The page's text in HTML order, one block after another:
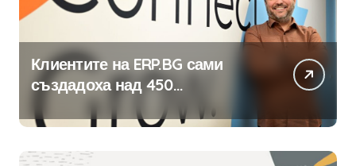
Клиентите на ERP.BG сами
създадоха над 450
приложения за ERP системата
с помощта на вградения в нея
изкуствен интелект